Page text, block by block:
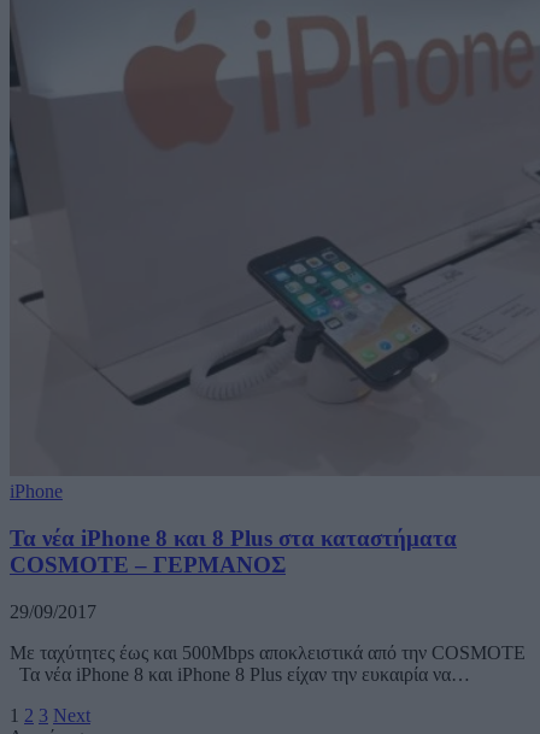
iPhone
Τα νέα iPhone 8 και 8 Plus στα καταστήματα
COSMOTE – ΓΕΡΜΑΝΟΣ
29/09/2017
Με ταχύτητες έως και 500Mbps αποκλειστικά από την COSMOTE
Τα νέα iPhone 8 και iPhone 8 Plus είχαν την ευκαιρία να…
1 2 3 Next